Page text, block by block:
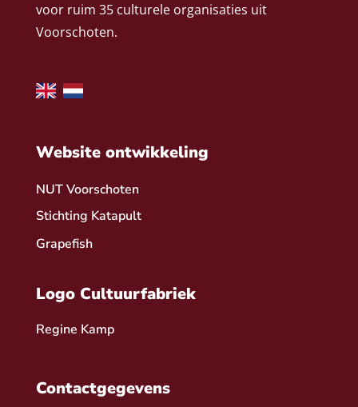
voor ruim 35 culturele organisaties uit
Voorschoten.
Website ontwikkeling
NUT Voorschoten
Stichting Katapult
Grapefish
Logo Cultuurfabriek
Regine Kamp
Contactgegevens